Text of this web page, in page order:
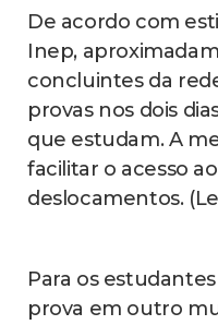
De acordo com
Inep,
concluintes da
provas nos dois
que estudam. A
facilitar o acesso
deslocamentos.
Para os
prova em outro